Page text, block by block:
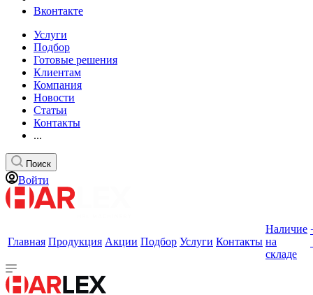
Вконтакте
Услуги
Подбор
Готовые решения
Клиентам
Компания
Новости
Статьи
Контакты
...
Поиск
Войти
Главная Продукция Акции Подбор Услуги Контакты
Наличие
на
складе